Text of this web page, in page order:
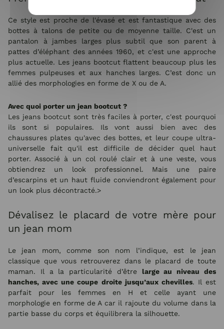
Ce style est proche de l'évasé et est fantastique avec des
bottes à talons de petite ou de moyenne taille. C'est un
pantalon à jambes larges plus subtil que son parent à
pattes d’éléphant des années 1960, et c'est une approche
plus actuelle. Les jeans bootcut flattent beaucoup plus les
femmes pulpeuses et aux hanches larges. C’est donc un
allié des morphologies en forme de X ou de A.
Avec quoi porter un jean bootcut ?
Les jeans bootcut sont très faciles à porter, c'est pourquoi
ils sont si populaires. Ils vont aussi bien avec des
chaussures plates qu'avec des bottes, et leur coupe ultra-
universelle fait qu'il est difficile de décider quel haut
porter. Associé à un col roulé clair et à une veste, vous
obtiendrez un look professionnel. Mais une paire
d’escarpins et un haut fluide conviendront également pour
un look plus décontracté.>
Dévalisez le placard de votre mère pour
un jean mom
Le jean mom, comme son nom l’indique, est le jean
classique que vous retrouverez dans le placard de toute
maman. Il a la particularité d’être large au niveau des
hanches, avec une coupe droite jusqu’aux chevilles. Il est
parfait pour les femmes en H et celle ayant une
morphologie en forme de A car il rajoute du volume dans la
partie basse du corps et équilibrera la silhouette.